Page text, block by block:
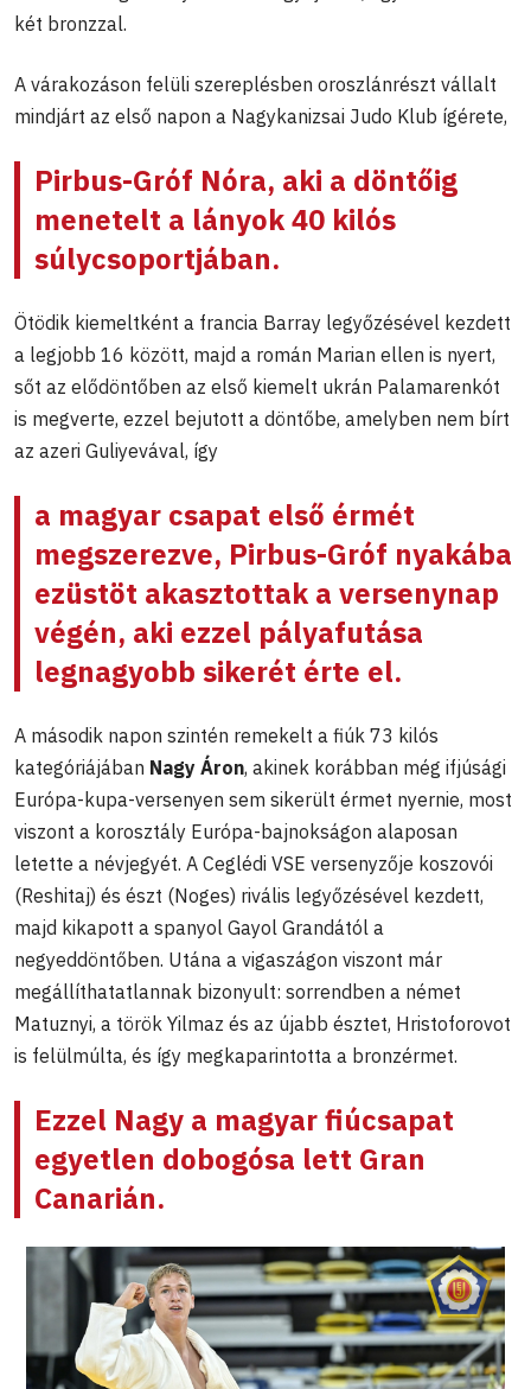
két bronzzal.
A várakozáson felüli szereplésben oroszlánrészt vállalt
mindjárt az első napon a Nagykanizsai Judo Klub ígérete,
Pirbus-Gróf Nóra, aki a döntőig
menetelt a lányok 40 kilós
súlycsoportjában.
Ötödik kiemeltként a francia Barray legyőzésével kezdett
a legjobb 16 között, majd a román Marian ellen is nyert,
sőt az elődöntőben az első kiemelt ukrán Palamarenkót
is megverte, ezzel bejutott a döntőbe, amelyben nem bírt
az azeri Guliyevával, így
a magyar csapat első érmét
megszerezve, Pirbus-Gróf nyakába
ezüstöt akasztottak a versenynap
végén, aki ezzel pályafutása
legnagyobb sikerét érte el.
A második napon szintén remekelt a fiúk 73 kilós
kategóriájában Nagy Áron, akinek korábban még ifjúsági
Európa-kupa-versenyen sem sikerült érmet nyernie, most
viszont a korosztály Európa-bajnokságon alaposan
letette a névjegyét. A Ceglédi VSE versenyzője koszovói
(Reshitaj) és észt (Noges) rivális legyőzésével kezdett,
majd kikapott a spanyol Gayol Grandától a
negyeddöntőben. Utána a vigaszágon viszont már
megállíthatatlannak bizonyult: sorrendben a német
Matuznyi, a török Yilmaz és az újabb észtet, Hristoforovot
is felülmúlta, és így megkaparintotta a bronzérmet.
Ezzel Nagy a magyar fiúcsapat
egyetlen dobogósa lett Gran
Canarián.